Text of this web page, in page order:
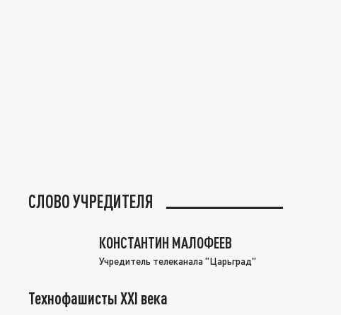
СЛОВО УЧРЕДИТЕЛЯ
КОНСТАНТИН МАЛОФЕЕВ
Учредитель телеканала "Царьград"
Технофашисты XXI века